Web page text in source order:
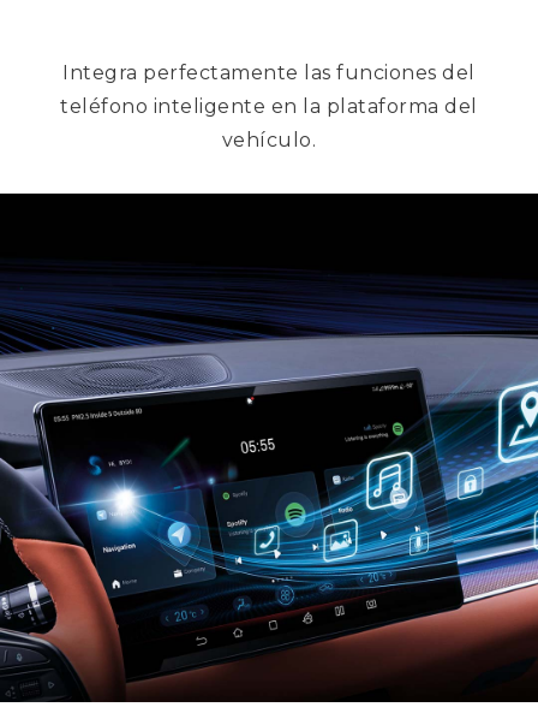
Integra perfectamente las funciones del
teléfono inteligente en la plataforma del
vehículo.